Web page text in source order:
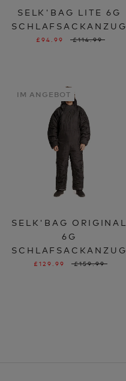
SELK'BAG LITE 6G
SCHLAFSACKANZUG
£94.99 £114.99
IM ANGEBOT
SELK'BAG ORIGINAL
6G
SCHLAFSACKANZUG
£129.99 £159.99